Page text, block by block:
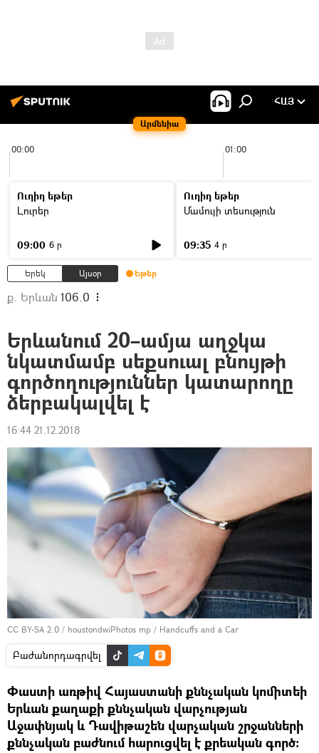
Արմենիա
ՀԱՅ
00:00 01:00
Ուղիղ եթեր
Լուրեր
09:00 6 ր
Ուղիղ եթեր
Մամուլի տեսություն
09:35 4 ր
Երեկ Այսօր Եթեր
ք. Երևան 106.0
Երևանում 20–ամյա աղջկա
նկատմամբ սեքսուալ բնույթի
գործողություններ կատարողը
ձերբակալվել է
16:44 21.12.2018
CC BY-SA 2.0 / houstondwiPhotos mp / Handcuffs and a Car
Բաժանորդագրվել
Փաստի առթիվ Հայաստանի քննչական կոմիտեի
Երևան քաղաքի քննչական վարչության
Աջափնյակ և Դավիթաշեն վարչական շրջանների
քննչական բաժնում հարուցվել է քրեական գործ։